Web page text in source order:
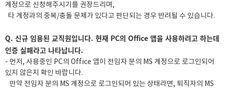
계정으로 신청해주시기를 권장드리며,
타 계정과의 중복/충돌 문제가 있다고 판단되는 경우 반려될 수 있습니다.
Q. 신규 임용된 교직원입니다. 현재 PC의 Office 앱을 사용하려고 하는데
인증 실패라고 나타납니다.
- 먼저, 사용중인 PC의 Office 앱이 전임자 분의 MS 계정으로 로그인되어
있지 않은지 확인 바랍니다.
만약 전임자 분의 MS 계정으로 로그인되어 있는 상태라면, 퇴직자의 MS